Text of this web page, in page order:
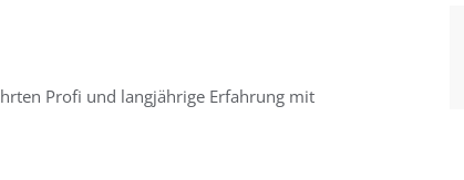
Profi und langjährige Erfahrung mit